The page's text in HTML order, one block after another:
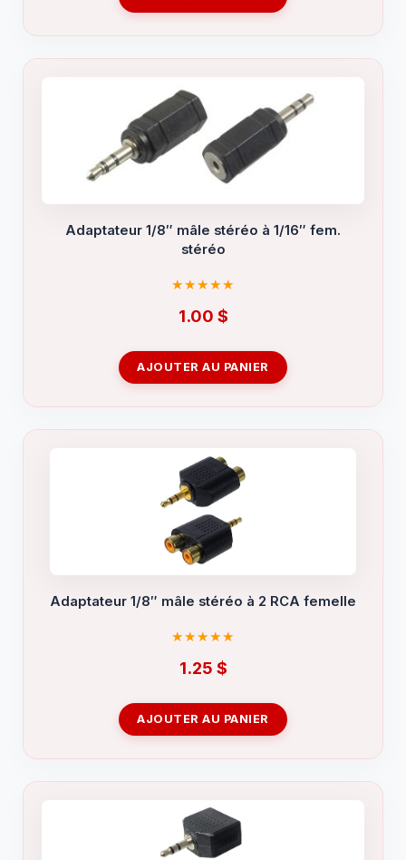
Adaptateur 1/8″ mâle stéréo à 1/16″ fem.
stéréo
1.00 $
AJOUTER AU PANIER
Adaptateur 1/8″ mâle stéréo à 2 RCA femelle
1.25 $
AJOUTER AU PANIER